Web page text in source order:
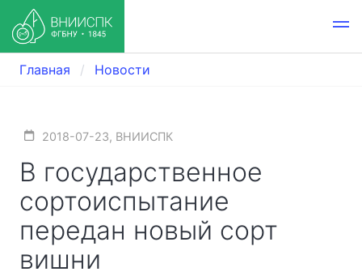
Главная Новости
2018-07-23, ВНИИСПК
В государственное
сортоиспытание
передан новый сорт
вишни